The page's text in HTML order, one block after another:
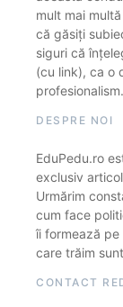
mult mai
că găsiți
siguri că
(cu link), ca o
DESPRE NOI
EduPedu.ro
exclusiv
Urmărim
cum face
îi formează
care trăim
CONTACT